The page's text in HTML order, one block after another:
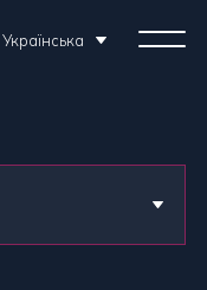
Українська